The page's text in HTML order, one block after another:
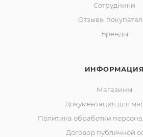
Сотрудники
Отзывы
Бренды
ИНФОРМАЦИЯ
Магазины
Документация для
Политика обработки
Договор публичной